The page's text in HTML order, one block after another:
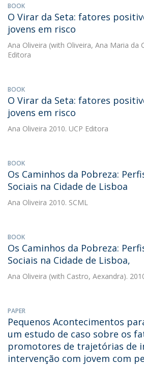
BOOK
O Virar da Seta: fatores
jovens em risco
Ana Oliveira (with Oliveira, Ana Maria da
Editora
BOOK
O Virar da Seta: fatores
jovens em risco
Ana Oliveira 2010. UCP Editora
BOOK
Os Caminhos da Pobreza:
Sociais na Cidade de Lisboa
Ana Oliveira 2010. SCML
BOOK
Os Caminhos da Pobreza:
Sociais na Cidade de Lisboa,
Ana Oliveira (with Castro, Aexandra).
PAPER
Pequenos Acontecimentos
um estudo de caso sobre os
promotores de trajetórias de
intervenção com jovem com